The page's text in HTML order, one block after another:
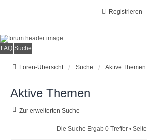
Registrieren
FAQ Suche
Foren-Übersicht Suche Aktive Themen
Aktive Themen
Zur erweiterten Suche
Die Suche Ergab 0 Treffer • Seite